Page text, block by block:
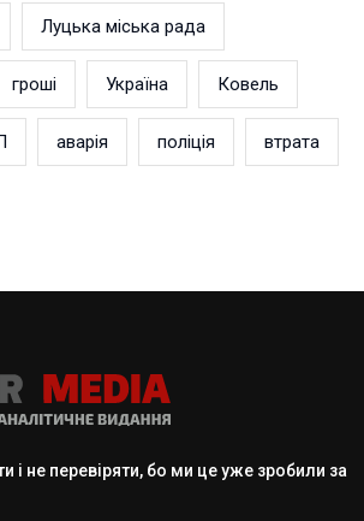
Луцька міська рада
гроші Україна Ковель
аварія поліція втрата
і не перевіряти, бо ми це уже зробили за